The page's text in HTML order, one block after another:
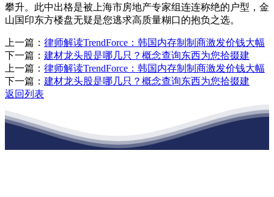
攀升。此中出格是被上海市房地产专家组连连称绝的户型，金
山国印东方楼盘无疑是您逃求高质量糊口的抱负之选。
上一篇： 律师解读TrendForce：韩国内存制制商激发价钱大幅
下一篇： 建材龙头股是哪几只？概念查询东西为您拾掇建
上一篇： 律师解读TrendForce：韩国内存制制商激发价钱大幅
下一篇： 建材龙头股是哪几只？概念查询东西为您拾掇建
返回列表